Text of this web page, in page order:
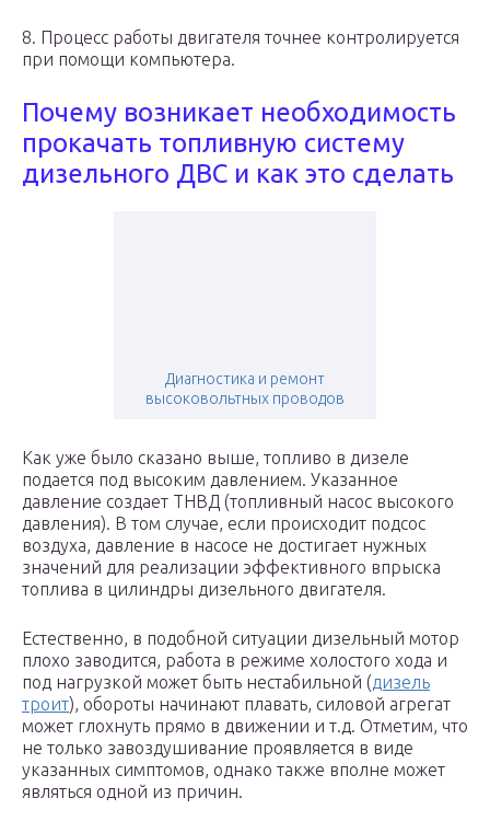
8. Процесс работы двигателя точнее контролируется
при помощи компьютера.
Почему возникает необходимость
прокачать топливную систему
дизельного ДВС и как это сделать
Диагностика и ремонт
высоковольтных проводов
Как уже было сказано выше, топливо в дизеле
подается под высоким давлением. Указанное
давление создает ТНВД (топливный насос высокого
давления). В том случае, если происходит подсос
воздуха, давление в насосе не достигает нужных
значений для реализации эффективного впрыска
топлива в цилиндры дизельного двигателя.
Естественно, в подобной ситуации дизельный мотор
плохо заводится, работа в режиме холостого хода и
под нагрузкой может быть нестабильной (дизель
троит), обороты начинают плавать, силовой агрегат
может глохнуть прямо в движении и т.д. Отметим, что
не только завоздушивание проявляется в виде
указанных симптомов, однако также вполне может
являться одной из причин.